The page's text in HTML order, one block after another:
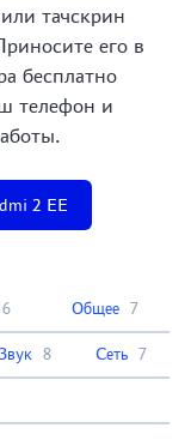
тачскрин
его в
бесплатно
телефон и
2 EE
6 Общее 7
Звук 8 Сеть 7